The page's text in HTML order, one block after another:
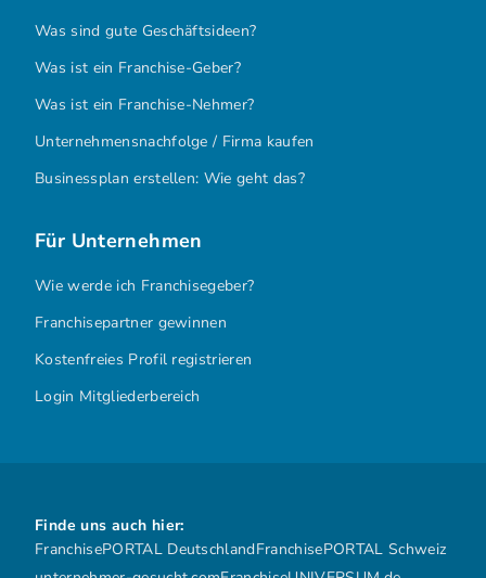
Was sind gute Geschäftsideen?
Was ist ein Franchise-Geber?
Was ist ein Franchise-Nehmer?
Unternehmensnachfolge / Firma kaufen
Businessplan erstellen: Wie geht das?
Für Unternehmen
Wie werde ich Franchisegeber?
Franchisepartner gewinnen
Kostenfreies Profil registrieren
Login Mitgliederbereich
Finde uns auch hier:
FranchisePORTAL DeutschlandFranchisePORTAL Schweiz